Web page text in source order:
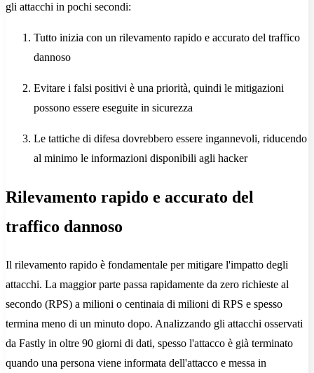
gli attacchi in pochi secondi:
Tutto inizia con un rilevamento rapido e accurato del traffico
dannoso
Evitare i falsi positivi è una priorità, quindi le mitigazioni
possono essere eseguite in sicurezza
Le tattiche di difesa dovrebbero essere ingannevoli, riducendo
al minimo le informazioni disponibili agli hacker
Rilevamento rapido e accurato del
traffico dannoso
Il rilevamento rapido è fondamentale per mitigare l'impatto degli
attacchi. La maggior parte passa rapidamente da zero richieste al
secondo (RPS) a milioni o centinaia di milioni di RPS e spesso
termina meno di un minuto dopo. Analizzando gli attacchi osservati
da Fastly in oltre 90 giorni di dati, spesso l'attacco è già terminato
quando una persona viene informata dell'attacco e messa in